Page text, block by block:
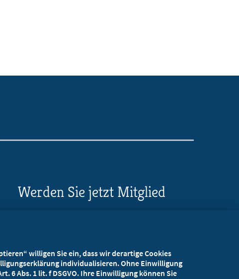
Werden Sie jetzt Mitglied
Kostenlos für Studierende
willigen Sie ein, dass wir derartige Cookies
individualisieren. Ohne Einwilligung
6 Abs. 1 lit. f DSGVO. Ihre Einwilligung können Sie